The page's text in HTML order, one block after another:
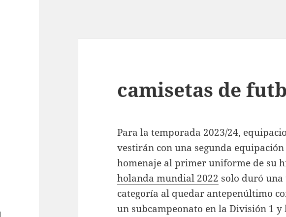
camisetas de
Para la temporada 2023/24,
vestirán con una segunda
homenaje al primer uniforme de su
holanda mundial 2022 solo duró
categoría al quedar antepenúltimo
un subcampeonato en la División 1